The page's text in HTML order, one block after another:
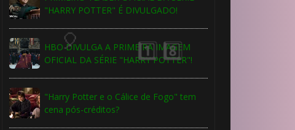
"HARRY POTTER" É DIVULGADO!
HBO DIVULGA A PRIMEIRA IMAGEM
OFICIAL DA SÉRIE "HARRY POTTER"!
"Harry Potter e o Cálice de Fogo" tem
cena pós-créditos?
🎂
🎂